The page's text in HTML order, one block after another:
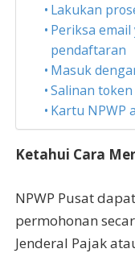
Lakukan
Periksa
pendaftaran
Masuk
Salinan
Kartu NPWP
Ketahui Cara
NPWP Pusat
permohonan
Jenderal Pajak